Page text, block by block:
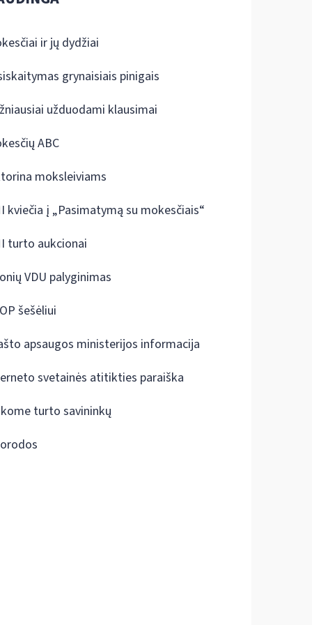
ir jų dydžiai
grynaisiais pinigais
užduodami klausimai
ABC
moksleiviams
kviečia į „Pasimatymą su mokesčiais“
turto aukcionai
VDU palyginimas
šešėliui
apsaugos ministerijos informacija
svetainės atitikties paraiška
turto savininkų